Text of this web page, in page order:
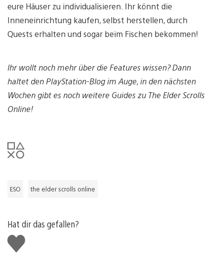
eure Häuser zu individualisieren. Ihr könnt die
Inneneinrichtung kaufen, selbst herstellen, durch
Quests erhalten und sogar beim Fischen bekommen!
Ihr wollt noch mehr über die Features wissen? Dann
haltet den PlayStation-Blog im Auge, in den nächsten
Wochen gibt es noch weitere Guides zu The Elder Scrolls
Online!
ESO the elder scrolls online
Hat dir das gefallen?
Gefällt
mir